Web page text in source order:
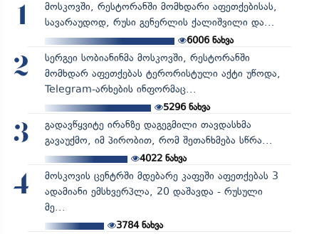
1
მოსკოვში, რესტორანში მომხდარი აფეთქებისას,
სავარაუდოდ, რუსი გენერლის ქალიშვილი და...
6006ნახვა
2
სერგეი სობიანინმა მოსკოვში, რესტორანში
მომხდარ აფეთქებას ტერორისტული აქტი უწოდა,
Telegram-არხების ინფორმაც...
5296ნახვა
3
გადავწყვიტე ირანზე დაგეგმილი თავდასხმა
გავაუქმო, იმ პირობით, რომ შეთანხმება სწრა...
4022ნახვა
4
მოსკოვის ცენტრში მდებარე კაფეში აფეთქებას 3
ადამიანი ემსხვერპლა, 20 დაშავდა - რუსული
მე...
3784ნახვა